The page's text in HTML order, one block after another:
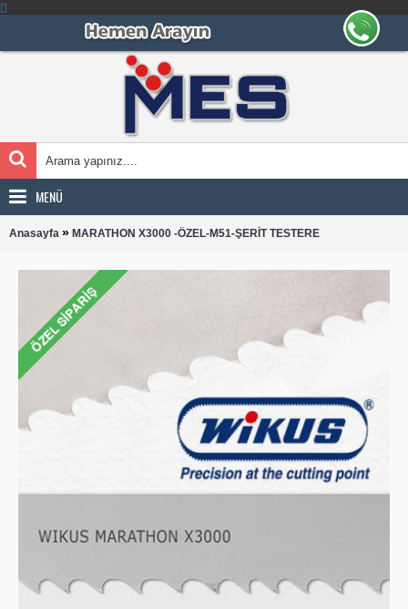
MENÜ
Anasayfa » MARATHON X3000 -ÖZEL-M51-ŞERİT TESTERE